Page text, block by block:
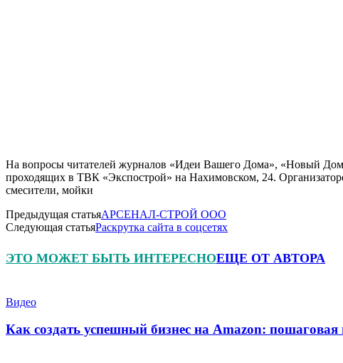
На вопросы читателей журналов «Идеи Вашего Дома», «Новый
проходящих в ТВК «Экспострой» на Нахимовском, 24.
смесители, мойки
Предыдущая статьяАРСЕНАЛ-СТРОЙ ООО
Следующая статьяРаскрутка сайта в соцсетях
ЭТО МОЖЕТ БЫТЬ ИНТЕРЕСНОЕЩЕ ОТ АВТОРА
Видео
Как создать успешный бизнес на Amazon: пошаговая